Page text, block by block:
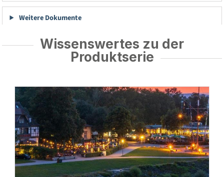
Weitere Dokumente
Wissenswertes zu der
Produktserie